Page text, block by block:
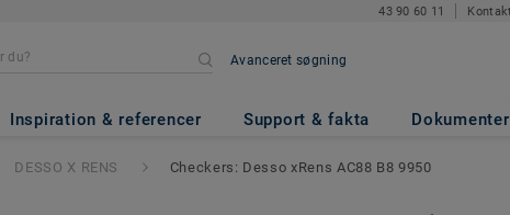
43 90 60 11
Avanceret søgning
Inspiration & referencer Support & fakta Dokumenter
- Checkers: Desso xRens AC88
DESSO X RENS Checkers: Desso xRens AC88 B8 9950